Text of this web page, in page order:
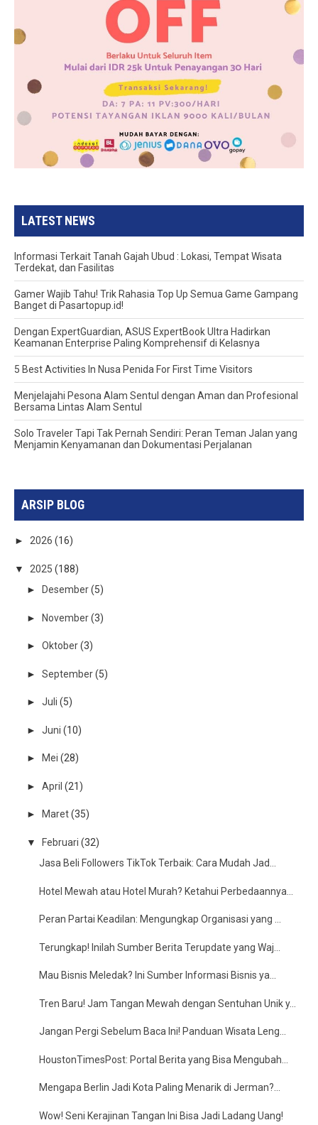
LATEST NEWS
Informasi Terkait Tanah Gajah Ubud : Lokasi, Tempat Wisata
Terdekat, dan Fasilitas
Gamer Wajib Tahu! Trik Rahasia Top Up Semua Game Gampang
Banget di Pasartopup.id!
Dengan ExpertGuardian, ASUS ExpertBook Ultra Hadirkan
Keamanan Enterprise Paling Komprehensif di Kelasnya
5 Best Activities In Nusa Penida For First Time Visitors
Menjelajahi Pesona Alam Sentul dengan Aman dan Profesional
Bersama Lintas Alam Sentul
Solo Traveler Tapi Tak Pernah Sendiri: Peran Teman Jalan yang
Menjamin Kenyamanan dan Dokumentasi Perjalanan
ARSIP BLOG
►2026(16)
▼ 2025(188)
►
Desember(5)
► November(3)
► Oktober(3)
► September(5)
► Juli (5)
► Juni (10)
► Mei (28)
► April (21)
► Maret(35)
▼ Februari (32)
Jasa Beli Followers TikTok Terbaik: Cara Mudah Jad...
Hotel Mewah atau Hotel Murah? Ketahui Perbedaannya...
Peran Partai Keadilan: Mengungkap Organisasi yang ...
Terungkap! Inilah Sumber Berita Terupdate yang Waj...
Mau Bisnis Meledak? Ini Sumber Informasi Bisnis ya...
Tren Baru! Jam Tangan Mewah dengan Sentuhan Unik y...
Jangan Pergi Sebelum Baca Ini! Panduan Wisata Leng...
HoustonTimesPost: Portal Berita yang Bisa Mengubah...
Mengapa Berlin Jadi Kota Paling Menarik di Jerman?...
Wow! Seni Kerajinan Tangan Ini Bisa Jadi Ladang Uang!